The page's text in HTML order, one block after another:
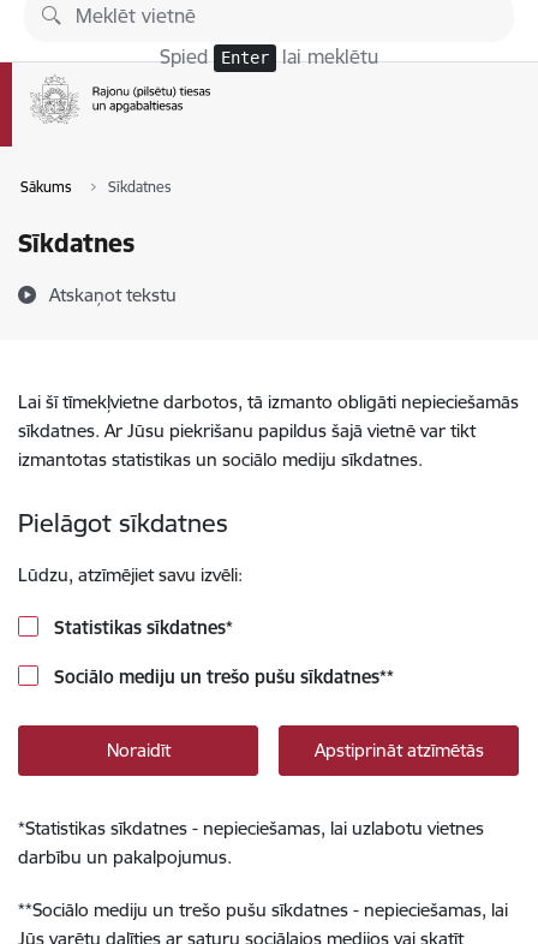
Pāriet uz lapas saturu
Spied Enter lai meklētu
Sākums Sīkdatnes
Sīkdatnes
Atskaņot tekstu
Lai šī tīmekļvietne darbotos, tā izmanto obligāti nepieciešamās
sīkdatnes. Ar Jūsu piekrišanu papildus šajā vietnē var tikt
izmantotas statistikas un sociālo mediju sīkdatnes.
Pielāgot sīkdatnes
Lūdzu, atzīmējiet savu izvēli:
Statistikas sīkdatnes*
Sociālo mediju un trešo pušu sīkdatnes**
Noraidīt Apstiprināt atzīmētās
*Statistikas sīkdatnes - nepieciešamas, lai uzlabotu vietnes
darbību un pakalpojumus.
**Sociālo mediju un trešo pušu sīkdatnes - nepieciešamas, lai
Jūs varētu dalīties ar saturu sociālajos medijos vai skatīt